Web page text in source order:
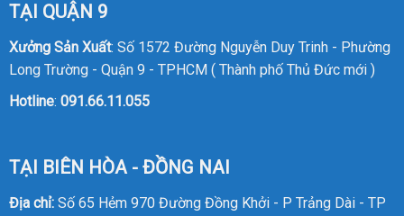
TẠI QUẬN 9
Xưởng Sản Xuất: Số 1572 Đường Nguyễn Duy Trinh - Phường
Long Trường - Quận 9 - TPHCM ( Thành phố Thủ Đức mới )
Hotline: 091.66.11.055
TẠI BIÊN HÒA - ĐỒNG NAI
Địa chỉ:Số 65 Hẻm 970 Đường Đồng Khởi - P Trảng Dài - TP